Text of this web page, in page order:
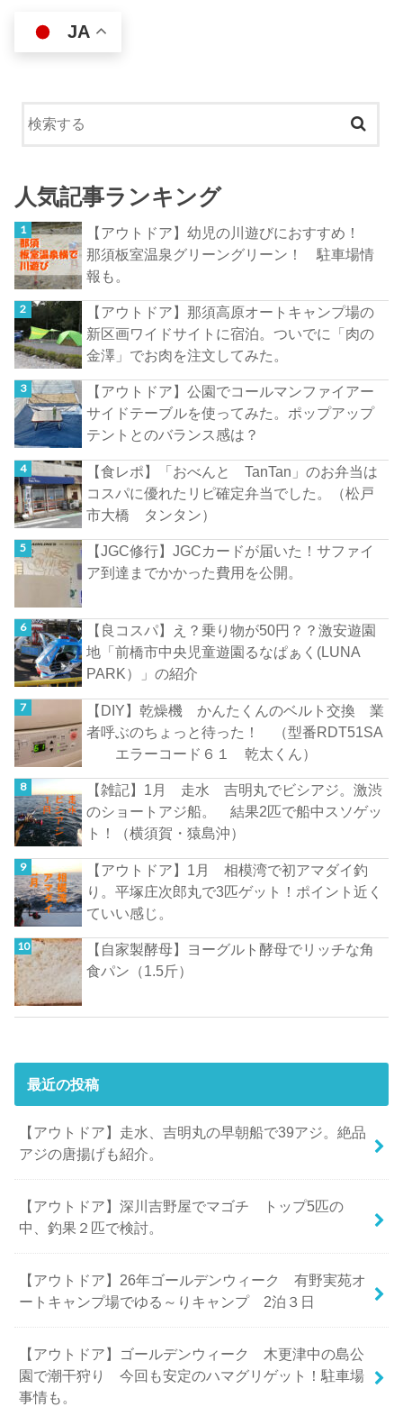
JA
人気記事ランキング
【アウトドア】幼児の川遊びにおすすめ！
那須板室温泉グリーングリーン！ 駐車場情
報も。
【アウトドア】那須高原オートキャンプ場の
新区画ワイドサイトに宿泊。ついでに「肉の
金澤」でお肉を注文してみた。
【アウトドア】公園でコールマンファイアー
サイドテーブルを使ってみた。ポップアップ
テントとのバランス感は？
【食レポ】「おべんと TanTan」のお弁当は
コスパに優れたリピ確定弁当でした。（松戸
市大橋 タンタン）
【JGC修行】JGCカードが届いた！サファイ
ア到達までかかった費用を公開。
【良コスパ】え？乗り物が50円？？激安遊園
地「前橋市中央児童遊園るなぱぁく(LUNA
PARK）」の紹介
【DIY】乾燥機 かんたくんのベルト交換 業
者呼ぶのちょっと待った！ （型番RDT51SA
エラーコード６１ 乾太くん）
【雑記】1月 走水 吉明丸でビシアジ。激渋
のショートアジ船。 結果2匹で船中スソゲッ
ト！（横須賀・猿島沖）
【アウトドア】1月 相模湾で初アマダイ釣
り。平塚庄次郎丸で3匹ゲット！ポイント近く
ていい感じ。
【自家製酵母】ヨーグルト酵母でリッチな角
食パン（1.5斤）
最近の投稿
【アウトドア】走水、吉明丸の早朝船で39アジ。絶品
アジの唐揚げも紹介。
【アウトドア】深川吉野屋でマゴチ トップ5匹の
中、釣果２匹で検討。
【アウトドア】26年ゴールデンウィーク 有野実苑オ
ートキャンプ場でゆる～りキャンプ 2泊３日
【アウトドア】ゴールデンウィーク 木更津中の島公
園で潮干狩り 今回も安定のハマグリゲット！駐車場
事情も。